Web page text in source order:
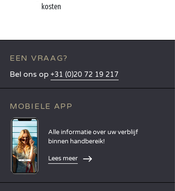
kosten
EEN VRAAG?
Bel ons op +31 (0)20 72 19 217
MOBIELE APP
Alle informatie over uw verblijf
binnen handbereik!
Lees meer